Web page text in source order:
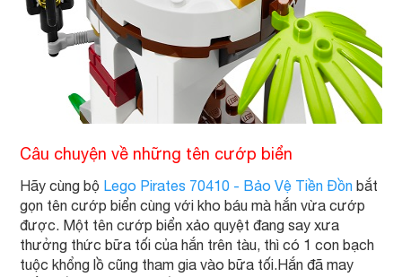
Câu chuyện về những tên cướp biển
Hãy cùng bộ Lego Pirates 70410 - Bảo Vệ Tiền Đồn bắt
gọn tên cướp biển cùng với kho báu mà hắn vừa cướp
được. Một tên cướp biển xảo quyệt đang say xưa
thưởng thức bữa tối của hắn trên tàu, thì có 1 con bạch
tuộc khổng lồ cũng tham gia vào bữa tối.Hắn đã may